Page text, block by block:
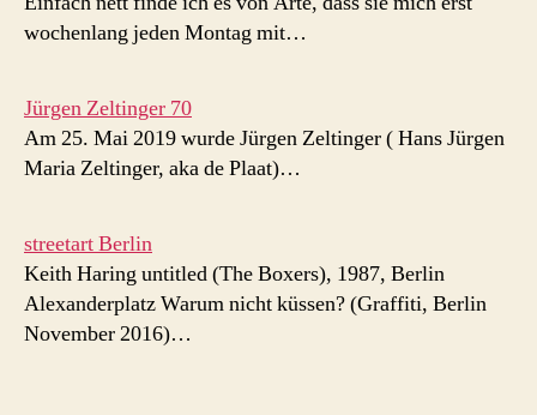
wochenlang jeden Montag mit…
Jürgen Zeltinger 70
Am 25. Mai 2019 wurde Jürgen Zeltinger ( Hans Jürgen
Maria Zeltinger, aka de Plaat)…
streetart Berlin
Keith Haring untitled (The Boxers), 1987, Berlin
Alexanderplatz Warum nicht küssen? (Graffiti, Berlin
November 2016)…